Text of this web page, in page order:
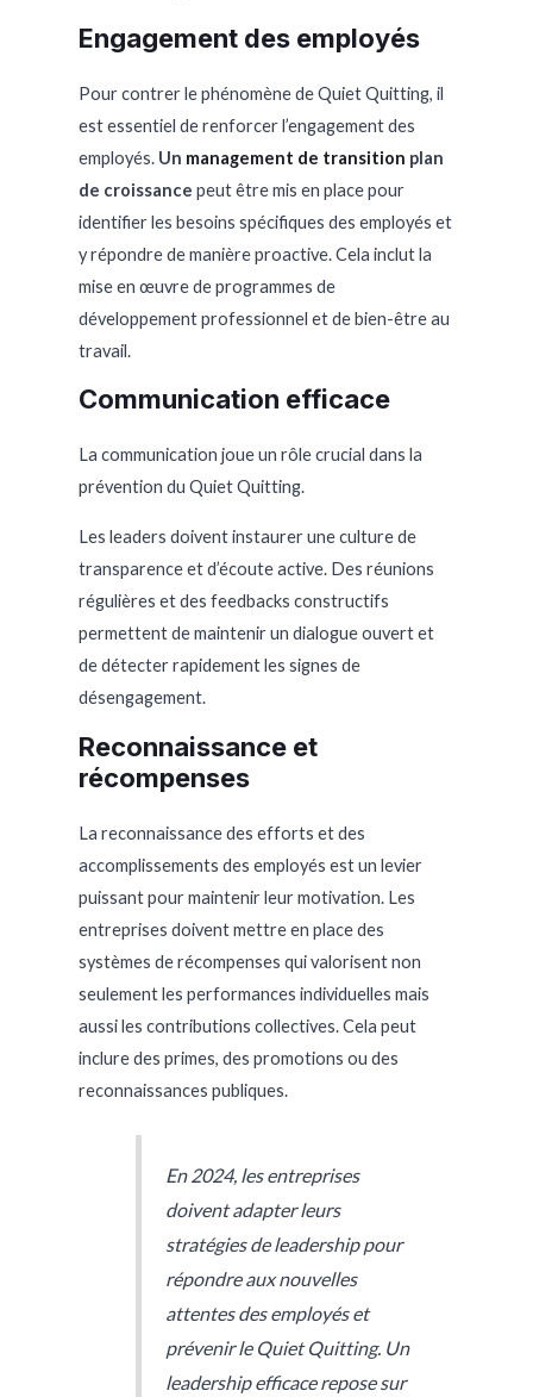
Engagement des employés
Pour contrer le phénomène de Quiet Quitting, il
est essentiel de renforcer l’engagement des
employés. Un management de transition plan
de croissance peut être mis en place pour
identifier les besoins spécifiques des employés et
y répondre de manière proactive. Cela inclut la
mise en œuvre de programmes de
développement professionnel et de bien-être au
travail.
Communication efficace
La communication joue un rôle crucial dans la
prévention du Quiet Quitting.
Les leaders doivent instaurer une culture de
transparence et d’écoute active. Des réunions
régulières et des feedbacks constructifs
permettent de maintenir un dialogue ouvert et
de détecter rapidement les signes de
désengagement.
Reconnaissance et
récompenses
La reconnaissance des efforts et des
accomplissements des employés est un levier
puissant pour maintenir leur motivation. Les
entreprises doivent mettre en place des
systèmes de récompenses qui valorisent non
seulement les performances individuelles mais
aussi les contributions collectives. Cela peut
inclure des primes, des promotions ou des
reconnaissances publiques.
En 2024, les entreprises
doivent adapter leurs
stratégies de leadership pour
répondre aux nouvelles
attentes des employés et
prévenir le Quiet Quitting. Un
leadership efficace repose sur